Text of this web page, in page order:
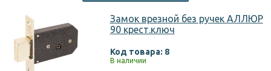
Замок врезной без ручек АЛЛЮР
90 крест.ключ
Код товара: 8
В наличии